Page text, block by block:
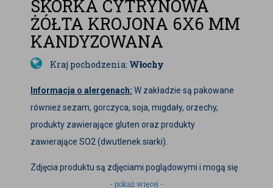
SKÓRKA CYTRYNOWA
ŻÓŁTA KROJONA 6X6 MM
KANDYZOWANA
Kraj pochodzenia: Włochy
Informacja o alergenach: W zakładzie są pakowane
również sezam, gorczyca, soja, migdały, orzechy,
produkty zawierające gluten oraz produkty
zawierające SO2 (dwutlenek siarki).
Zdjęcia produktu są zdjęciami poglądowymi i mogą się
różnić od aktualnej partii.- pokaż więcej -